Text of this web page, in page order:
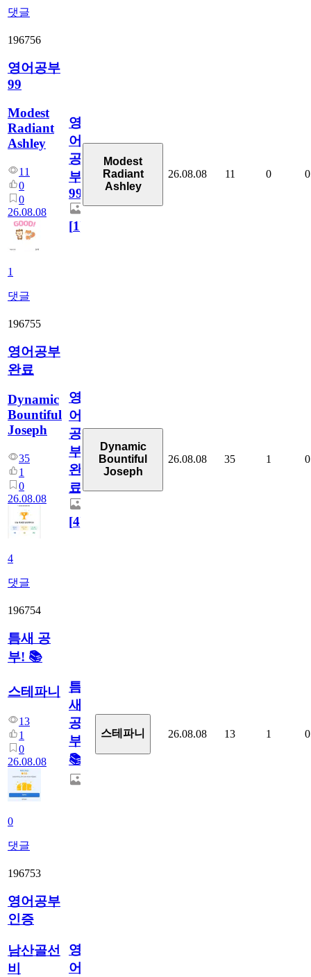
댓글
196756
영어공부
99
Modest
Radiant
Ashley
11
0
0
26.08.08
1
댓글
영
어
공
부
99
[1]
Modest
Radiant
Ashley
26.08.08 11 0 0
196755
영어공부
완료
Dynamic
Bountiful
Joseph
35
1
0
26.08.08
4
댓글
영
어
공
부
완
료
[4]
Dynamic
Bountiful
Joseph
26.08.08 35 1 0
196754
틈새 공
부! 📚
스테파니
13
1
0
26.08.08
0
댓글
틈
새
공
부!
📚
스테파니 26.08.08 13 1 0
196753
영어공부
인증
남산골선
비
영
어